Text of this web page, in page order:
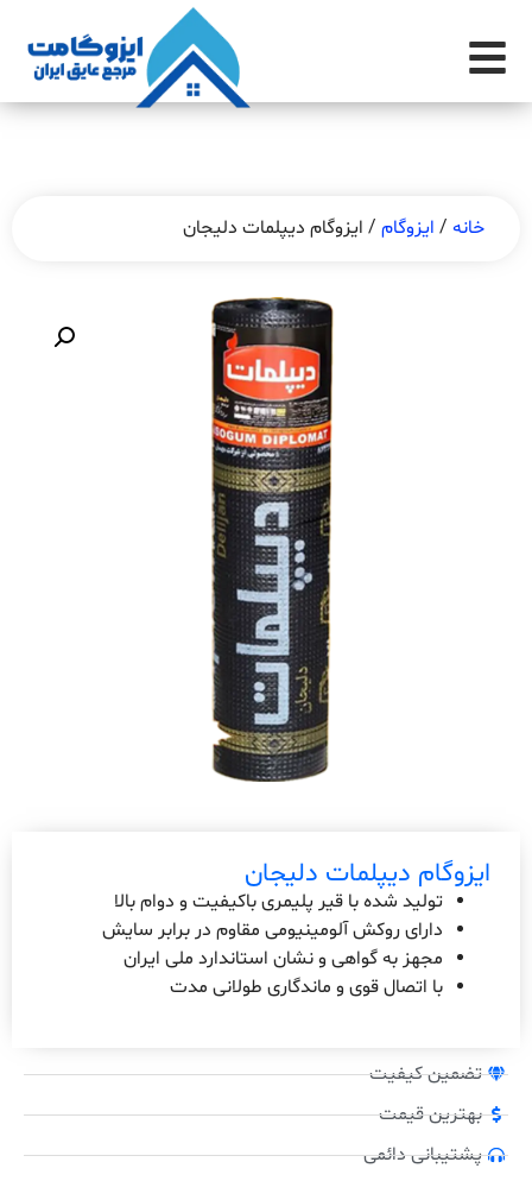
خانه / ایزوگام / ایزوگام دیپلمات دلیجان
ایزوگام دیپلمات دلیجان
تولید شده با قیر پلیمری باکیفیت و دوام بالا
دارای روکش آلومینیومی مقاوم در برابر سایش
مجهز به گواهی و نشان استاندارد ملی ایران
با اتصال قوی و ماندگاری طولانی مدت
تضمین کیفیت
بهترین قیمت
پشتیبانی دائمی